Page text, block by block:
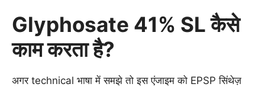
Glyphosate 41% SL कैसे
काम करता है?
अगर technical भाषा में समझे तो इस एंजाइम को EPSP सिंथेज़